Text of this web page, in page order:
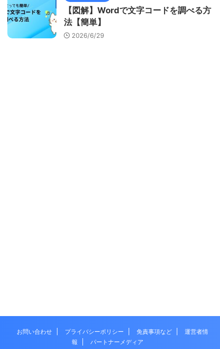
【図解】Wordで文字コードを調べる方
法【簡単】
2026/6/29
お問い合わせ プライバシーポリシー 免責事項など
運営者情
報
パートナーメディア